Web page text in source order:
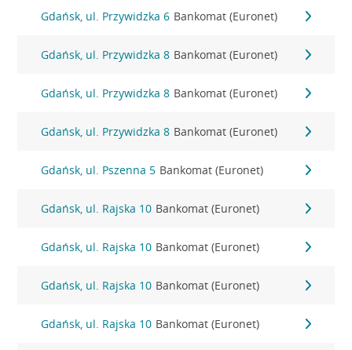
Gdańsk, ul. Przywidzka 6 Bankomat (Euronet)
Gdańsk, ul. Przywidzka 8 Bankomat (Euronet)
Gdańsk, ul. Przywidzka 8 Bankomat (Euronet)
Gdańsk, ul. Przywidzka 8 Bankomat (Euronet)
Gdańsk, ul. Pszenna 5 Bankomat (Euronet)
Gdańsk, ul. Rajska 10 Bankomat (Euronet)
Gdańsk, ul. Rajska 10 Bankomat (Euronet)
Gdańsk, ul. Rajska 10 Bankomat (Euronet)
Gdańsk, ul. Rajska 10 Bankomat (Euronet)